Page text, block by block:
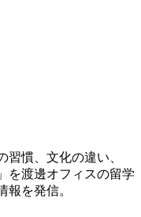
慣、文化の違い、
を渡邊オフィスの留学
報を発信。